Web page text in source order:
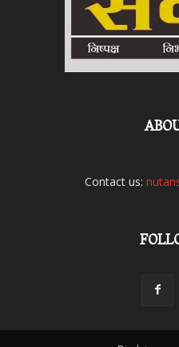
Contact us: